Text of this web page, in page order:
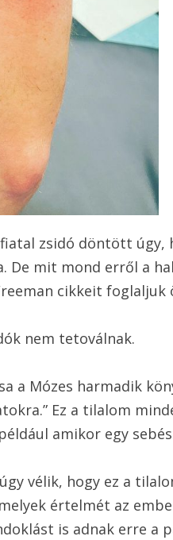
zsidó döntött úgy,
mit mond erről a
cikkeit foglaljuk
nem tetoválnak.
a Mózes harmadik
Ez a tilalom
amikor egy
vélik, hogy ez a
értelmét az
is adnak erre a